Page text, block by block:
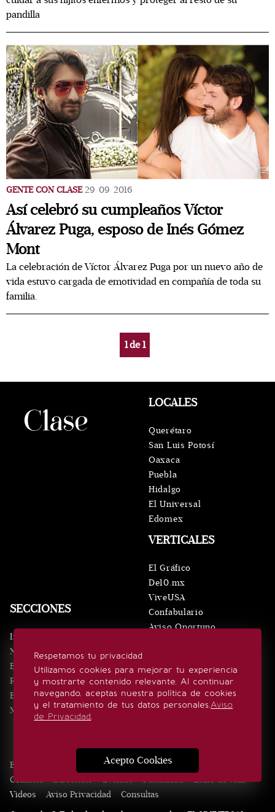
pandilla
GENTE CON CLASE 29/09/2016
Así celebró su cumpleaños Víctor
Álvarez Puga, esposo de Inés Gómez
Mont
La celebración de Víctor Álvarez Puga por un nuevo año de
vida estuvo cargada de emotividad en compañía de toda su
familia.
1de1
Respetamos tu privacidad
Utilizamos cookies para mejorar tu experiencia
y mostrarte contenido relevante. Al continuar
navegando, aceptas nuestra política de cookies
y el tratamiento de tus datos personales.Aviso
de Privacidad.
Acepto Cookies
SECCIONES
Inicio
Noticias
Eventos
Realeza
Estilo de vida
Minuto x Minuto
VERTICALES
El Gráfico
De10.mx
ViveUSA
Confabulario
Aviso Oportuno
LOCALES
Querétaro
San Luis Potosí
Oaxaca
Puebla
Hidalgo
El Universal
Edomex
SÍGUENOS
Edición Impresa Noticias Quiénes somos
Contacto
Directorio Eventos Publicidad
Estilo de vida
Videos
Aviso Privacidad
Consultas